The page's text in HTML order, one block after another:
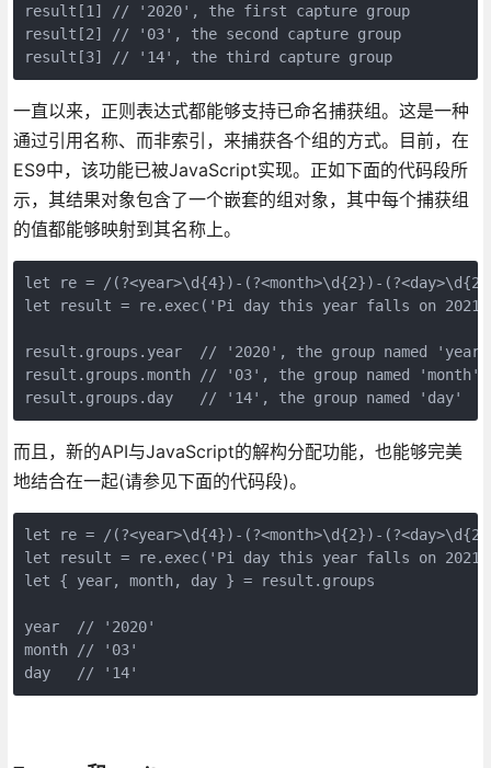
result[1] // '2020', the first capture group
result[2] // '03', the second capture group
一直以来，正则表达式都能够支持已命名捕获组。这是一种
通过引用名称、而非索引，来捕获各个组的方式。目前，在
ES9中，该功能已被JavaScript实现。正如下面的代码段所
示，其结果对象包含了一个嵌套的组对象，其中每个捕获组
的值都能够映射到其名称上。
let re = /(?<year>\d{4})-(?<month>\d{2})-
let result = re.exec('Pi day this year falls on
result.groups.year  // '2020', the group named
result.groups.month // '03', the group named 'month'
而且，新的API与JavaScript的解构分配功能，也能够完美
地结合在一起(请参见下面的代码段)。
let re = /(?<year>\d{4})-(?<month>\d{2})-
let result = re.exec('Pi day this year falls on
let { year, month, day } = result.groups
year  // '2020'
month // '03'
day   // '14'